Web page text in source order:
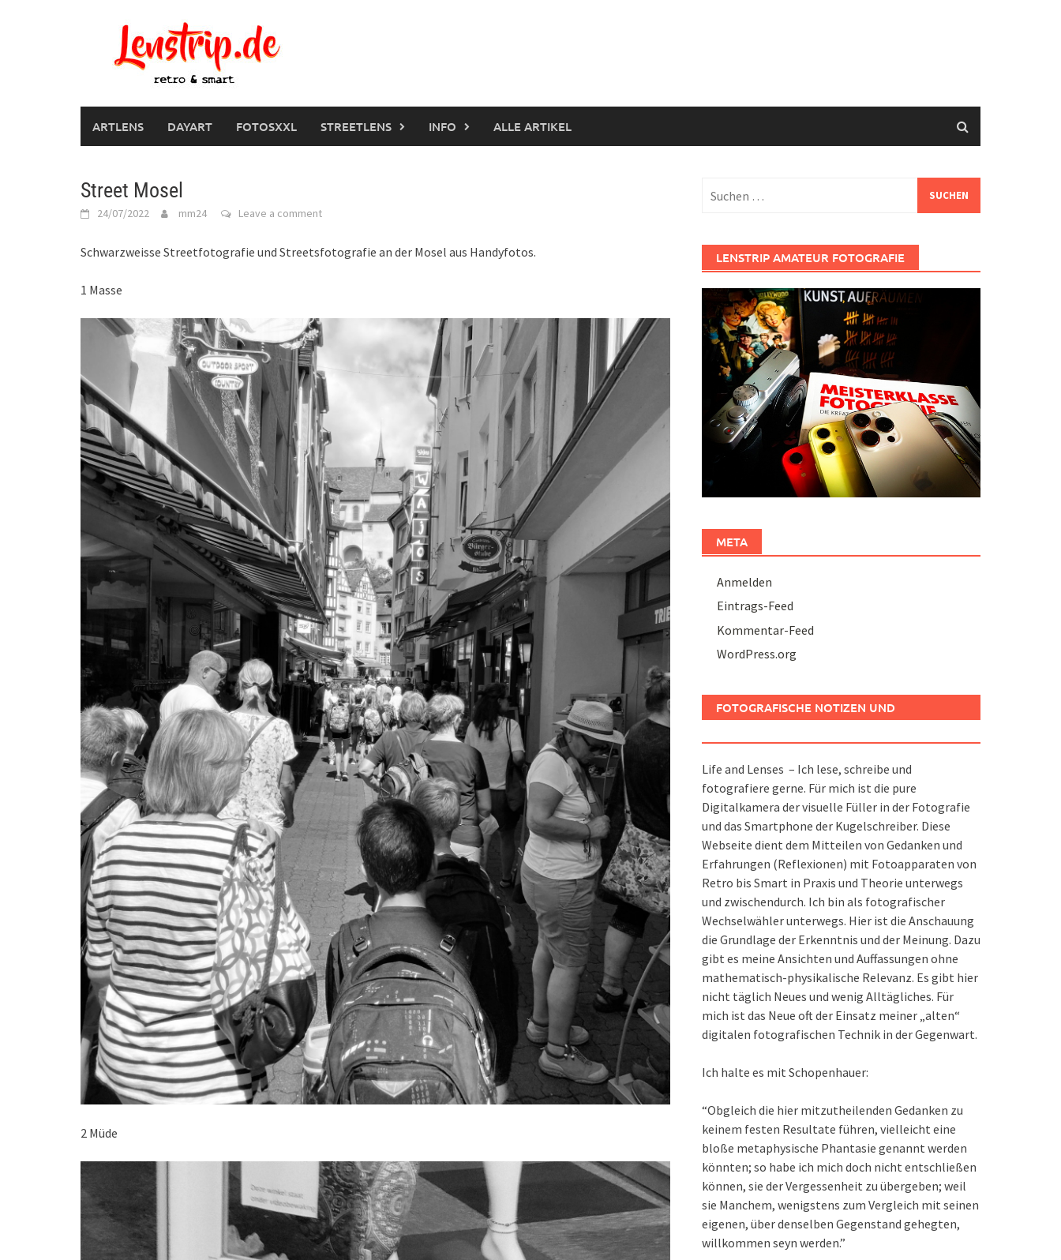
ARTLENS DAYART FOTOSXXL STREETLENS INFO ALLE ARTIKEL
Street Mosel
24/07/2022 mm24 Leave a comment
Schwarzweisse Streetfotografie und Streetsfotografie an der Mosel aus Handyfotos.
1 Masse
2 Müde
nach:
LENSTRIP AMATEUR FOTOGRAFIE
META
Anmelden
Eintrags-Feed
Kommentar-Feed
WordPress.org
FOTOGRAFISCHE NOTIZEN UND
Life and Lenses – Ich lese, schreibe und
fotografiere gerne. Für mich ist die pure
Digitalkamera der visuelle Füller in der Fotografie
und das Smartphone der Kugelschreiber. Diese
Webseite dient dem Mitteilen von Gedanken und
Erfahrungen (Reflexionen) mit Fotoapparaten von
Retro bis Smart in Praxis und Theorie unterwegs
und zwischendurch. Ich bin als fotografischer
Wechselwähler unterwegs. Hier ist die Anschauung
die Grundlage der Erkenntnis und der Meinung. Dazu
gibt es meine Ansichten und Auffassungen ohne
mathematisch-physikalische Relevanz. Es gibt hier
nicht täglich Neues und wenig Alltägliches. Für
mich ist das Neue oft der Einsatz meiner „alten“
digitalen fotografischen Technik in der Gegenwart.
Ich halte es mit Schopenhauer:
“Obgleich die hier mitzutheilenden Gedanken zu
keinem festen Resultate führen, vielleicht eine
bloße metaphysische Phantasie genannt werden
könnten; so habe ich mich doch nicht entschließen
können, sie der Vergessenheit zu übergeben; weil
sie Manchem, wenigstens zum Vergleich mit seinen
eigenen, über denselben Gegenstand gehegten,
willkommen seyn werden.”